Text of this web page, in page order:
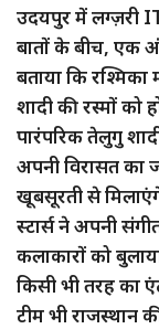
उदयपुर में लग्ज़री
बातों के बीच, एक
बताया कि
शादी की रस्मों
पारंपरिक तेलुगु
अपनी विरासत
खूबसूरती से
स्टार्स ने अपनी
कलाकारों को
किसी भी तरह का
टीम भी राजस्थान